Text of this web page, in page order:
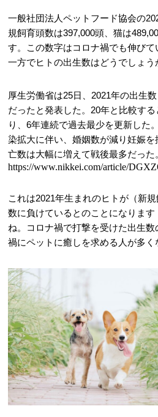
一般社団法人ペットフード協会の
規飼育頭数は397,000頭、猫は
す。この数字はコロナ禍でも伸びて
一方でヒトの出生数はどうでしょう
厚生労働省は25日、2021年の出生
だったと発表した。20年と比較す
り、6年連続で過去最少を更新した
染拡大に伴い、婚姻数が減り妊娠
亡数は大幅に増えて戦後最多だった
https://www.nikkei.com/article/
これは2021年生まれのヒトが（新
数に負けているとのことになりま
ね。コロナ禍で打撃を受けた出生
禍にペットに癒しを求める人が多く